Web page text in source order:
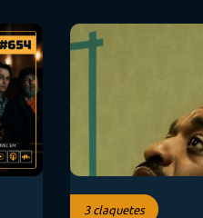
3 claquetes